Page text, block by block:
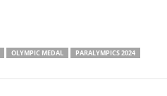
OLYMPIC MEDAL
PARALYMPICS 2024